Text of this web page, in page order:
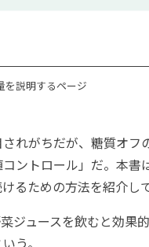
を説明するページ
れがちだが、糖質オフ
ントロール」だ。本書
るための方法を紹介し
ジュースを飲むと効果